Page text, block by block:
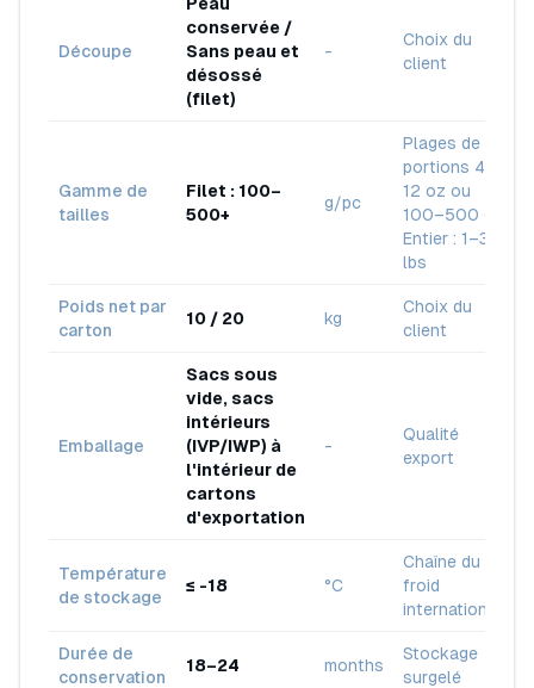
Découpe
conservée /
Sans peau et
désossé
(filet)
-
Choix du
client
Gamme de
tailles
Filet : 100–
500+
g/pc
Plages de
portions 4–
12 oz ou
100–500 g ;
Entier : 1–3+
lbs
Poids net par
carton
10 / 20 kg
Choix du
client
Emballage
Sacs sous
vide, sacs
intérieurs
(IVP/IWP) à
l'intérieur de
cartons
d'exportation
-
Qualité
export
Température
de stockage
≤ -18 °C
Chaîne du
froid
internationale
Durée de
conservation
18–24 months
Stockage
surgelé